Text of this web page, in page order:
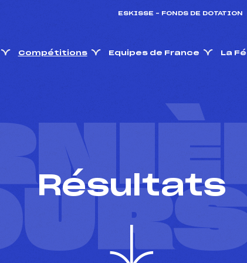
ESKISSE – FONDS DE DOTATION
Compétitions Equipes de France La
Résultats